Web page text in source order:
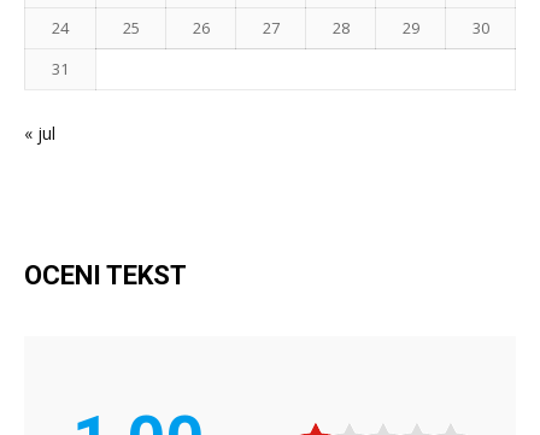
24
25 26 27 28 29
30
31
« jul
OCENI TEKST